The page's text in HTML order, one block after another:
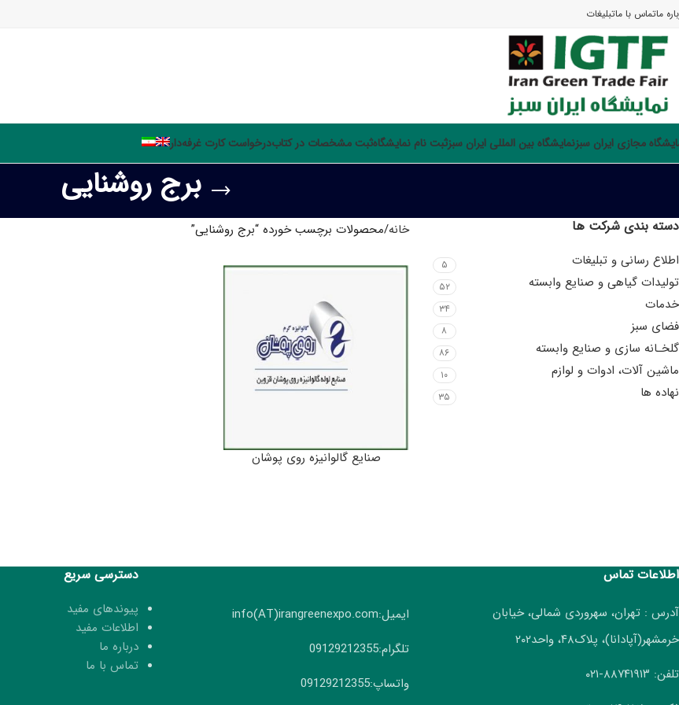
ماتماس با ماتبلیغات
مجازی ایران سبزنمایشگاه بین المللی ایران سبزثبت نام نمایشگاهثبت مشخصات در کتابدرخواست کارت غرفه‌دار
برج روشنایی
دسته بندی شرکت ها
اطلاع رسانی و تبلیغات ۵
تولیدات گیاهی و صنایع وابسته ۵۲
خدمات ۳۴
فضای سبز ۸
گلخـانه سازی و صنایع وابسته ۸۶
ماشین آلات، ادوات و لوازم ۱۰
نهاده ها ۳۵
خانه محصولات برچسب خورده “برج روشنایی”
صنایع گالوانیزه روی پوشان
اطلاعات تماس
آدرس : تهران، سهروردی شمالی، خیابان
خرمشهر(آپادانا)، پلاک۴۸، واحد۲۰۲
تلفن: ۸۸۷۴۱۹۱۳-۰۲۱
ایمیل:info(AT)irangreenexpo.com
تلگرام:09129212355
واتساپ:09129212355
دسترسی سریع
پیوندهای مفید
اطلاعات مفید
درباره ما
تماس با ما